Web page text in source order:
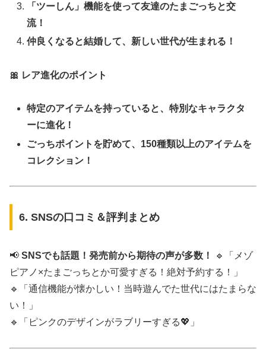
「ツーしん」機能を使って友達のたまごっちと交
流！
仲良くなると結婚して、新しい世代が生まれる！
🎀 レア進化のポイント
特定のアイテムを持っていると、特別なキャラクタ
ーに進化！
ごっちポイントを貯めて、150種類以上のアイテムを
コレクション！
6. SNSの口コミ＆評判まとめ
📢 SNSでも話題！発売前から期待の声が多数！
🔹「メゾ
ピアノ×たまごっちとか可愛すぎる！絶対予約する！」
🔹「通信機能が懐かしい！当時遊んでた世代にはたまらな
い！」
🔹「ピンクのデザインがラブリーすぎる💖」